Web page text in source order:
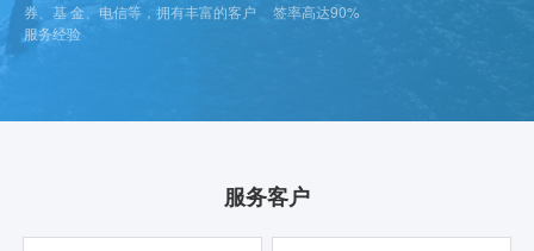
券、基 金、电信等，拥有丰富的客户
服务经验
签率高达90%
服务客户